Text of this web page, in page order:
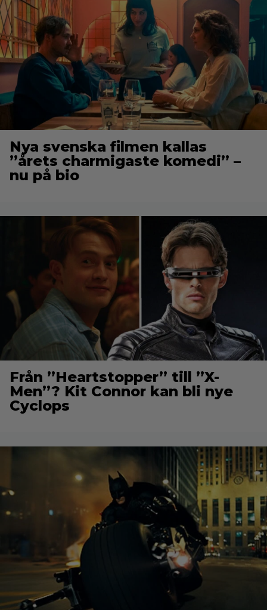
Nya svenska filmen kallas
”årets charmigaste komedi” –
nu på bio
Från ”Heartstopper” till ”X-
Men”? Kit Connor kan bli nye
Cyclops